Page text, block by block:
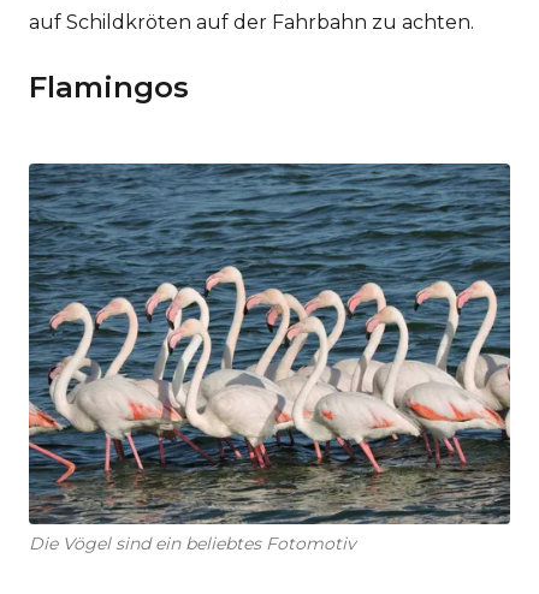
auf Schildkröten auf der Fahrbahn zu achten.
Flamingos
Die Vögel sind ein beliebtes Fotomotiv